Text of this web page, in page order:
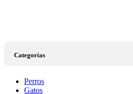
Categorías
Perros
Gatos